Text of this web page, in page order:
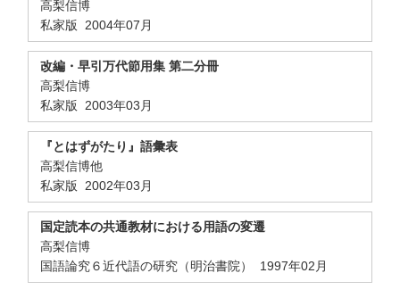
高梨信博
私家版 2004年07月
改編・早引万代節用集 第二分冊
高梨信博
私家版 2003年03月
『とはずがたり』語彙表
高梨信博他
私家版 2002年03月
国定読本の共通教材における用語の変遷
高梨信博
国語論究６近代語の研究（明治書院） 1997年02月